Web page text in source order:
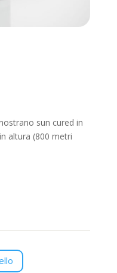
sun cured in
altura (800 metri